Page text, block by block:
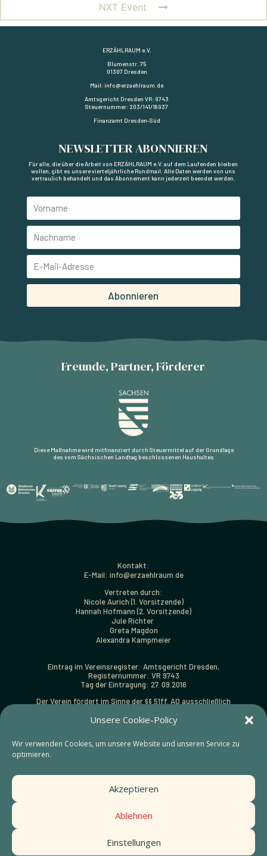
Unsere Cookie-Policy
Wir verwenden Cookies, um unsere Website und unseren Service zu
optimieren.
Akzeptieren
Ablehnen
Einstellungen
NXT Event
ERZÄHLRAUM e.V.
Blumenstr. 75
01307 Dresden
Mail: info@erzaehlraum.de
Amtsgericht Dresden VR: 9743
Steuernummer: 203/141/18937
Finanzamt Dresden-Süd
NEWSLETTER ABONNIEREN
Für alle, die über die Arbeit von ERZÄHLRAUM e.V. auf dem Laufenden bleiben
wollen, gibt es unsere vierteljährliche Rundmail. Alle Daten werden von uns
vertraulich behandelt und das Abonnement kann jederzeit beendet werden.
Abonnieren
Freunde, Partner, Förderer
Diese Maßnahme wird mitfinanziert durch Steuermittel auf der Grundlage
des vom Sächsischen Landtag beschlossenen Haushaltes
Kontakt:
E-Mail: info@erzaehlraum.de
Vertreten durch:
Nicole Aurich (1. Vorsitzende)
Hannah Hofmann (2. Vorsitzende)
Jule Richter
Greta Magdon
Alexandra Kampmeier
Eintrag im Vereinsregister: Amtsgericht Dresden,
Registernummer: VR 9743
Tag der Eintragung: 27. 09.2016
Der Verein fördert im Sinne der §§ 51ff. AO ausschließlich
Förderung von Kunst und Kultur (§ 52 Abs. 2 Satz 1 Nr. 5 AO).
ausgestellt werden.